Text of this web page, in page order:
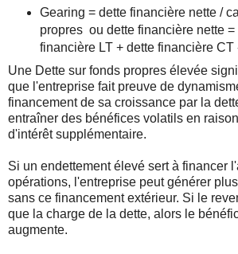
Gearing = dette financière nette /
propres ou dette financière nette =
financière LT + dette financière CT
Une Dette sur fonds propres élevée
que l'entreprise fait preuve de
financement de sa croissance par la
entraîner des bénéfices volatils en
d'intérêt supplémentaire.
Si un endettement élevé sert à financer
opérations, l'entreprise peut générer
sans ce financement extérieur. Si le
que la charge de la dette, alors le
augmente.